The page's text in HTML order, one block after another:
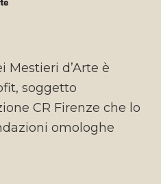
Mestieri d’Arte è
soggetto
CR Firenze che lo
omologhe